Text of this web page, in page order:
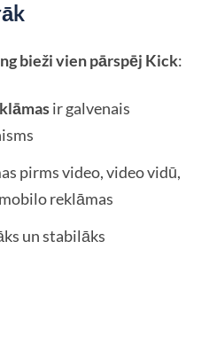
bieži vien pārspēj Kick:
ir galvenais
pirms video, video vidū,
reklāmas
un stabilāks